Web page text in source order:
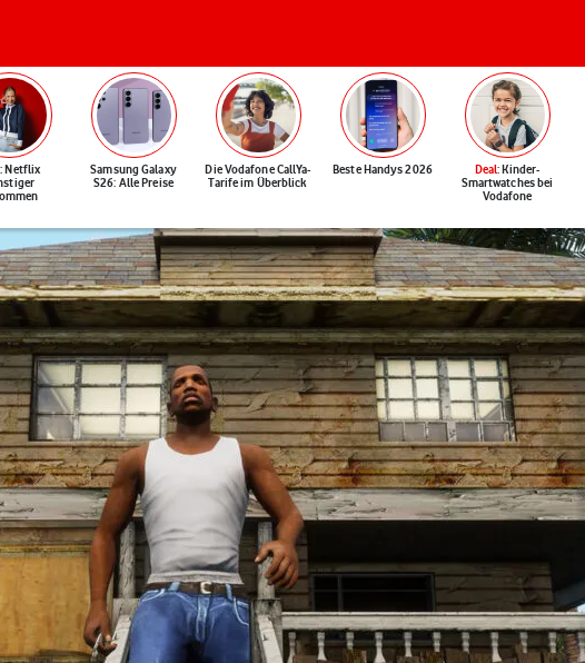
: Netflix
Samsung Galaxy
S26: Alle Preise
Die Vodafone CallYa-
Tarife im Überblick
Beste Handys 2026 Deal: Kinder-
Smartwatches bei
Vodafone